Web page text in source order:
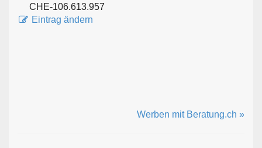
CHE-106.613.957
Eintrag ändern
Werben mit Beratung.ch »